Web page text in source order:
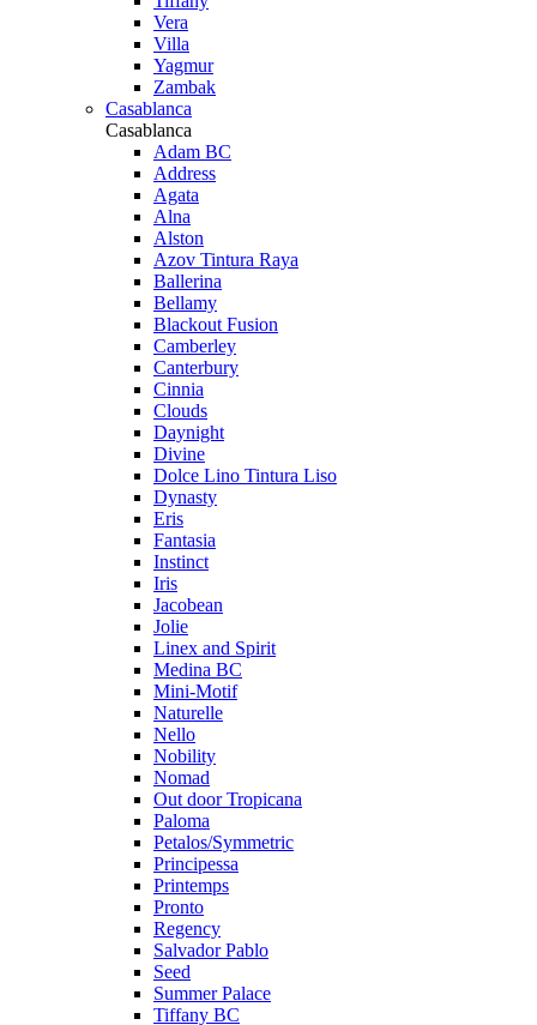
Vera
Villa
Yagmur
Zambak
Casablanca
Casablanca
Adam BC
Address
Agata
Alna
Alston
Azov Tintura Raya
Ballerina
Bellamy
Blackout Fusion
Camberley
Canterbury
Cinnia
Clouds
Daynight
Divine
Dolce Lino Tintura Liso
Dynasty
Eris
Fantasia
Instinct
Iris
Jacobean
Jolie
Linex and Spirit
Medina BC
Mini-Motif
Naturelle
Nello
Nobility
Nomad
Out door Tropicana
Paloma
Petalos/Symmetric
Principessa
Printemps
Pronto
Regency
Salvador Pablo
Seed
Summer Palace
Tiffany BC